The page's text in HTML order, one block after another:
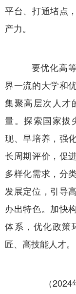
平台、打通堵点
产力。
要优化高
界一流的大学和
集聚高层次人才
量。探索国家拔
现、早培养，强
长周期评价，促
多样化需求，分
发展定位，引导
办出特色。加快
体系，优化政策
匠、高技能人才。
（